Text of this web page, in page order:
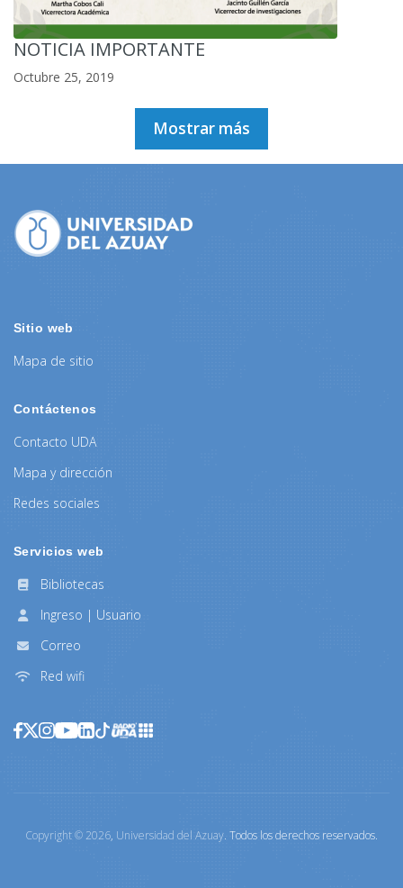
NOTICIA IMPORTANTE
Octubre 25, 2019
Mostrar más
Sitio web
Mapa de sitio
Contáctenos
Contacto UDA
Mapa y dirección
Redes sociales
Servicios web
Bibliotecas
Ingreso | Usuario
Correo
Red wifi
Copyright ©2026, Universidad del Azuay. Todos los derechos reservados.